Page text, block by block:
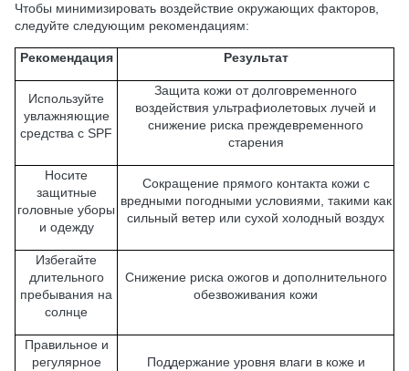
Чтобы минимизировать воздействие окружающих факторов,
следуйте следующим рекомендациям:
Рекомендация Результат
Используйте
увлажняющие
средства с SPF
Защита кожи от долговременного
воздействия ультрафиолетовых лучей и
снижение риска преждевременного
старения
Носите
защитные
головные уборы
и одежду
Сокращение прямого контакта кожи с
вредными погодными условиями, такими как
сильный ветер или сухой холодный воздух
Избегайте
длительного
пребывания на
солнце
Снижение риска ожогов и дополнительного
обезвоживания кожи
Правильное и
регулярное
Поддержание уровня влаги в коже и